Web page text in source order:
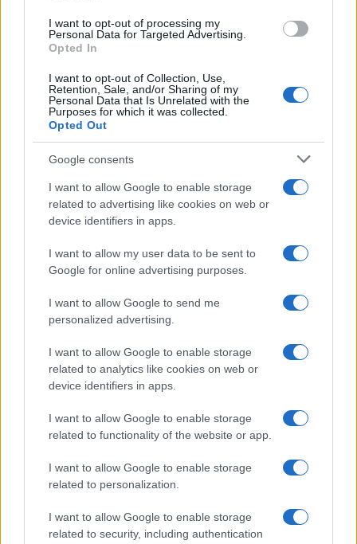
I want to opt-out of processing my
Personal Data for Targeted Advertising.
Opted In
I want to opt-out of Collection, Use,
Retention, Sale, and/or Sharing of my
Personal Data that Is Unrelated with the
Purposes for which it was collected.
Opted Out
Google consents
I want to allow Google to enable storage
related to advertising like cookies on web or
device identifiers in apps.
I want to allow my user data to be sent to
Google for online advertising purposes.
I want to allow Google to send me
personalized advertising.
I want to allow Google to enable storage
related to analytics like cookies on web or
device identifiers in apps.
I want to allow Google to enable storage
related to functionality of the website or app.
I want to allow Google to enable storage
related to personalization.
I want to allow Google to enable storage
related to security, including authentication
9. 5.    625   62.828      3   1457
10. 5.    537   63.365      3
TESTIRANJA       OKUŽENI
dan      nova     vsa     novi   vsi
11. 5.  1182    64.547      1
12. 5.  1147    65.694      2
13. 5.   984    66.678      1
14. 5.  1023    67.701      1
15. 5.  1151    68.852      0
16. 5.   511    69.363      1
17. 5.   479    69.842      0
TESTIRANJA       OKUŽENI
dan      nova     vsa     novi   vsi
18. 5.  1128    70.970      1
20. 5.   909    72.860      0
* 24. marca so spremenili metodologijo zajema